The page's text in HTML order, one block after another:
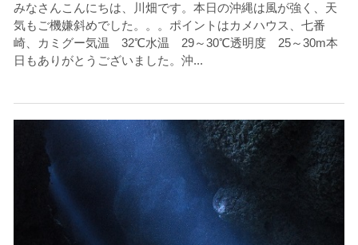
みなさんこんにちは、川畑です。本日の沖縄は風が強く、天
気もご機嫌斜めでした。。。ポイントはカメハウス、七番
崎、カミグー気温 32℃水温 29～30℃透明度 25～30m本
日もありがとうございました。沖...